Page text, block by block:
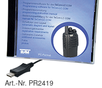
Art.-Nr. PR2419